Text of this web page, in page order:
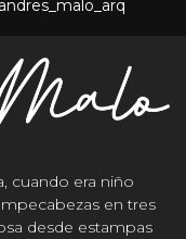
cuando era niño
en tres
desde estampas